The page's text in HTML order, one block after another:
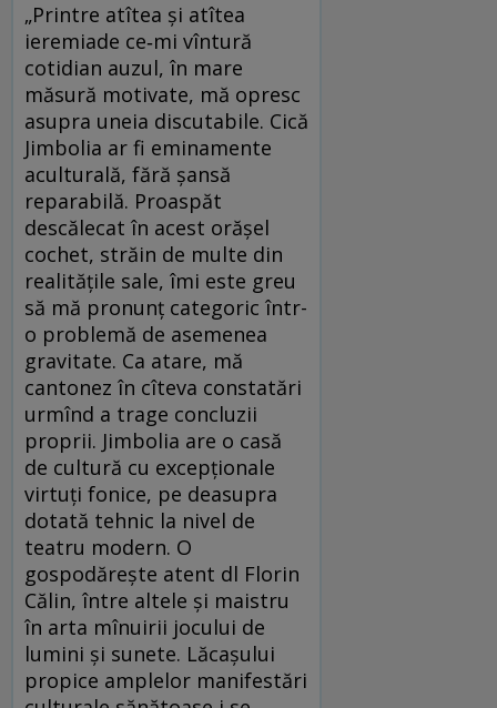
„Printre atîtea și atîtea
ieremiade ce‑mi vîntură
cotidian auzul, în mare
măsură motivate, mă opresc
asupra uneia discutabile. Cică
Jimbolia ar fi eminamente
aculturală, fără șansă
reparabilă. Proaspăt
descălecat în acest orășel
cochet, străin de multe din
realitățile sale, îmi este greu
să mă pronunț categoric într-
o problemă de asemenea
gravitate. Ca atare, mă
cantonez în cîteva constatări
urmînd a trage concluzii
proprii. Jimbolia are o casă
de cultură cu excepționale
virtuți fonice, pe deasupra
dotată tehnic la nivel de
teatru modern. O
gospodărește atent dl Florin
Călin, între altele și maistru
în arta mînuirii jocului de
lumini și sunete. Lăcașului
propice amplelor manifestări